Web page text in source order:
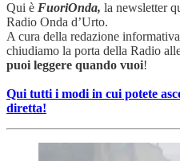
Qui è FuoriOnda, la newsletter
Radio Onda d’Urto.
A cura della redazione
chiudiamo la porta della Radio
puoi leggere quando vuoi!
Qui tutti i modi in cui potete
diretta!